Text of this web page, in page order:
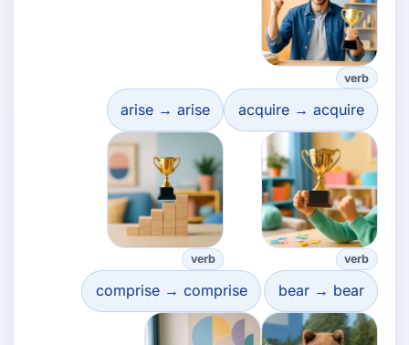
verb
acquire → acquire
verb
arise → arise
verb
bear → bear
comprise → comprise